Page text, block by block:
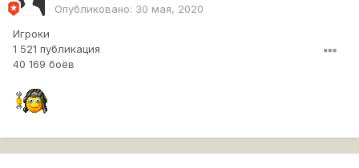
Опубликовано: 30 мая, 2020
Игроки
1 521 публикация
40 169 боёв